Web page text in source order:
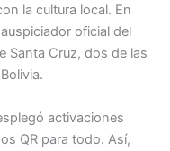
la cultura local. En
oficial del
Santa Cruz, dos de las
activaciones
QR para todo. Así,